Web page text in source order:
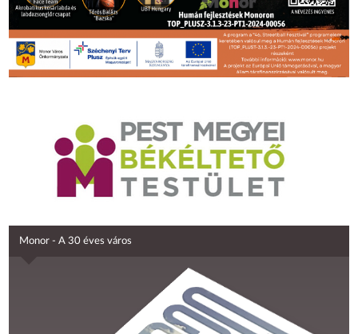
Monor - A 30 éves város